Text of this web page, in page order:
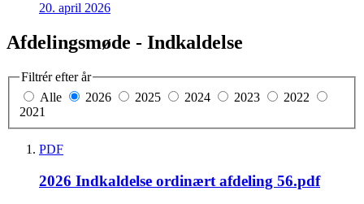
20. april 2026
Afdelingsmøde - Indkaldelse
Filtrér efter år
Alle
2026 2025 2024 2023
2022
2021
PDF
2026 Indkaldelse ordinært afdeling 56.pdf